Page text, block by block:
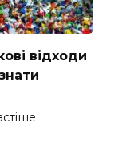
відходи